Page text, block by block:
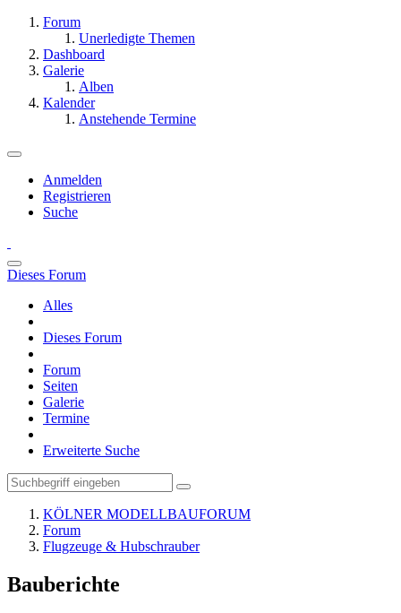
Forum
Unerledigte Themen
Dashboard
Galerie
Alben
Kalender
Anstehende Termine
Anmelden
Registrieren
Suche
Dieses Forum
Alles
Dieses Forum
Forum
Seiten
Galerie
Termine
Erweiterte Suche
KÖLNER MODELLBAUFORUM
Forum
Flugzeuge & Hubschrauber
Bauberichte